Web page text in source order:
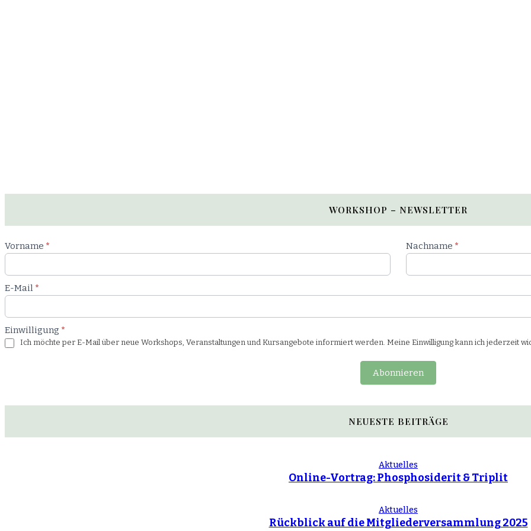
WORKSHOP – NEWSLETTER
Newsletter
Workshop
Vorname * Nachname *
E-Mail *
Einwilligung *
Ich möchte per E-Mail über neue Workshops, Veranstaltungen und Kursangebote informiert werden. Meine Einwilligung kann ich jederzeit
Abonnieren
NEUESTE BEITRÄGE
Aktuelles
Online-Vortrag: Phosphosiderit & Triplit
Aktuelles
Rückblick auf die Mitgliederversammlung 2025